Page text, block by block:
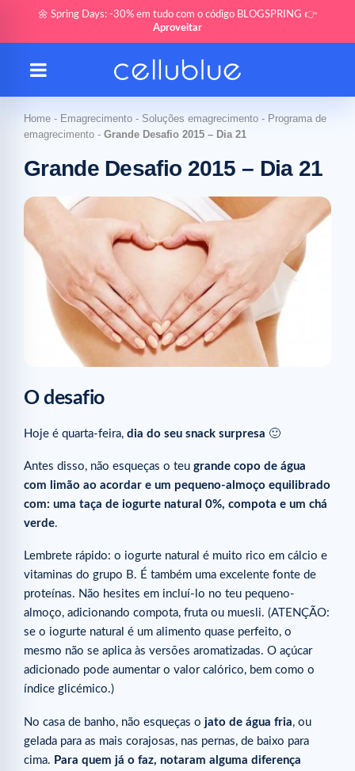
🌼 Spring Days: -30% em tudo com o código BLOGSPRING 👉
Aproveitar
Home - Emagrecimento - Soluções emagrecimento - Programa de
emagrecimento - Grande Desafio 2015 – Dia 21
Grande Desafio 2015 – Dia 21
O desafio
Hoje é quarta-feira, dia do seu snack surpresa 🙂
Antes disso, não esqueças o teu grande copo de água
com limão ao acordar e um pequeno-almoço equilibrado
com: uma taça de iogurte natural 0%, compota e um chá
verde.
Lembrete rápido: o iogurte natural é muito rico em cálcio e
vitaminas do grupo B. É também uma excelente fonte de
proteínas. Não hesites em incluí-lo no teu pequeno-
almoço, adicionando compota, fruta ou muesli. (ATENÇÃO:
se o iogurte natural é um alimento quase perfeito, o
mesmo não se aplica às versões aromatizadas. O açúcar
adicionado pode aumentar o valor calórico, bem como o
índice glicémico.)
No casa de banho, não esqueças o jato de água fria, ou
gelada para as mais corajosas, nas pernas, de baixo para
cima. Para quem já o faz, notaram alguma diferença